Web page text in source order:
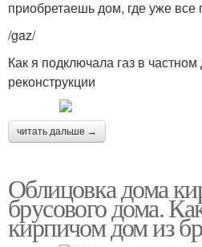
приобретаешь дом, где уже все
/gaz/
Как я подключала газ в
реконструкции
читать дальше →
Облицовка дома
брусового дома.
кирпичом дом из